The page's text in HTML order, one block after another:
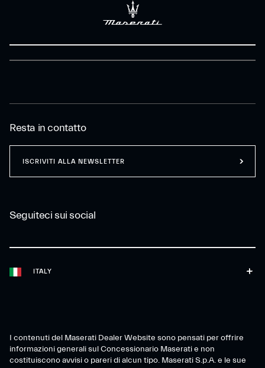
ITALY
Seguiteci sui social
Resta in contatto
ISCRIVITI ALLA NEWSLETTER
I contenuti del Maserati Dealer Website sono pensati per offrire
informazioni generali sul Concessionario Maserati e non
costituiscono avvisi o pareri di alcun tipo. Maserati S.p.A. e le sue